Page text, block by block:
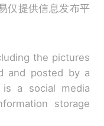
仅提供信息发布平
the pictures
and posted by a
a social media
storage